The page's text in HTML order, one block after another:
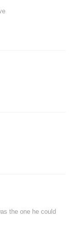
the one he could